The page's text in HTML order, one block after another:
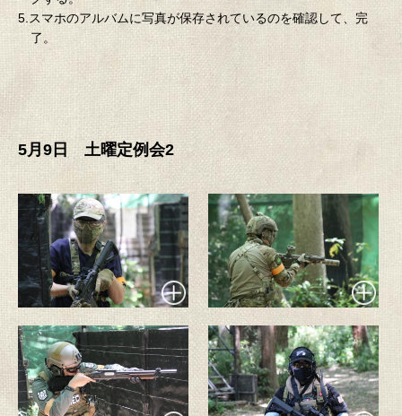
5.スマホのアルバムに写真が保存されているのを確認して、完
了。
5月9日 土曜定例会2